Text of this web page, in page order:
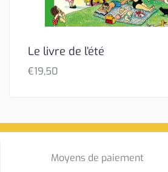
Le livre de l’été
€19,50
Moyens de paiement